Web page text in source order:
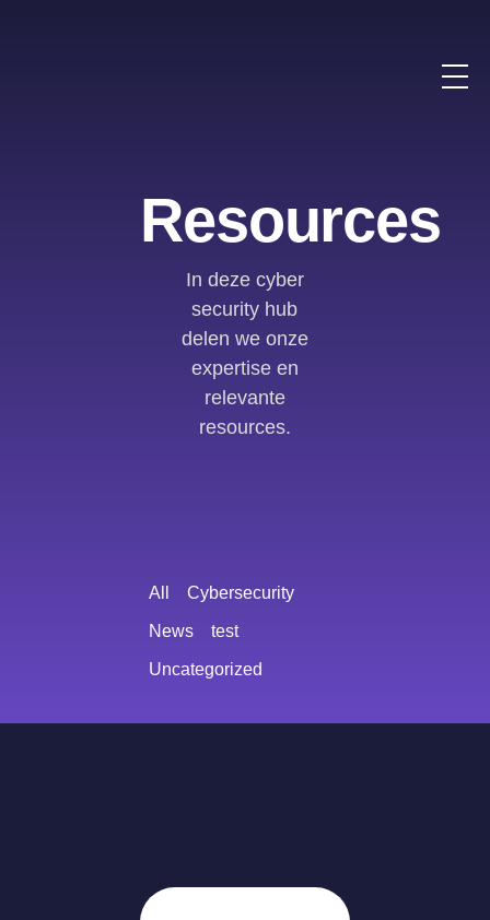
Resources
In deze cyber
security hub
delen we onze
expertise en
relevante
resources.
Cybersecurity
News test
Uncategorized
All